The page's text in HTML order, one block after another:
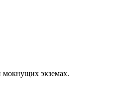
мокнущих экземах.